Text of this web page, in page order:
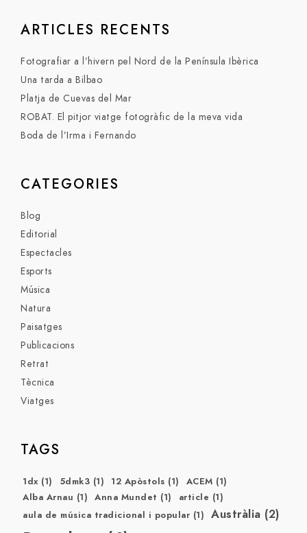
ARTICLES RECENTS
Fotografiar a l’hivern pel Nord de la Península Ibèrica
Una tarda a Bilbao
Platja de Cuevas del Mar
ROBAT. El pitjor viatge fotogràfic de la meva vida
Boda de l’Irma i Fernando
CATEGORIES
Blog
Editorial
Espectacles
Esports
Música
Natura
Paisatges
Publicacions
Retrat
Tècnica
Viatges
TAGS
1dx(1) 5dmk3 (1) 12 Apòstols (1) ACEM (1)
Alba Arnau (1) Anna Mundet (1) article (1)
aula de música tradicional i popular (1) Austràlia (2)